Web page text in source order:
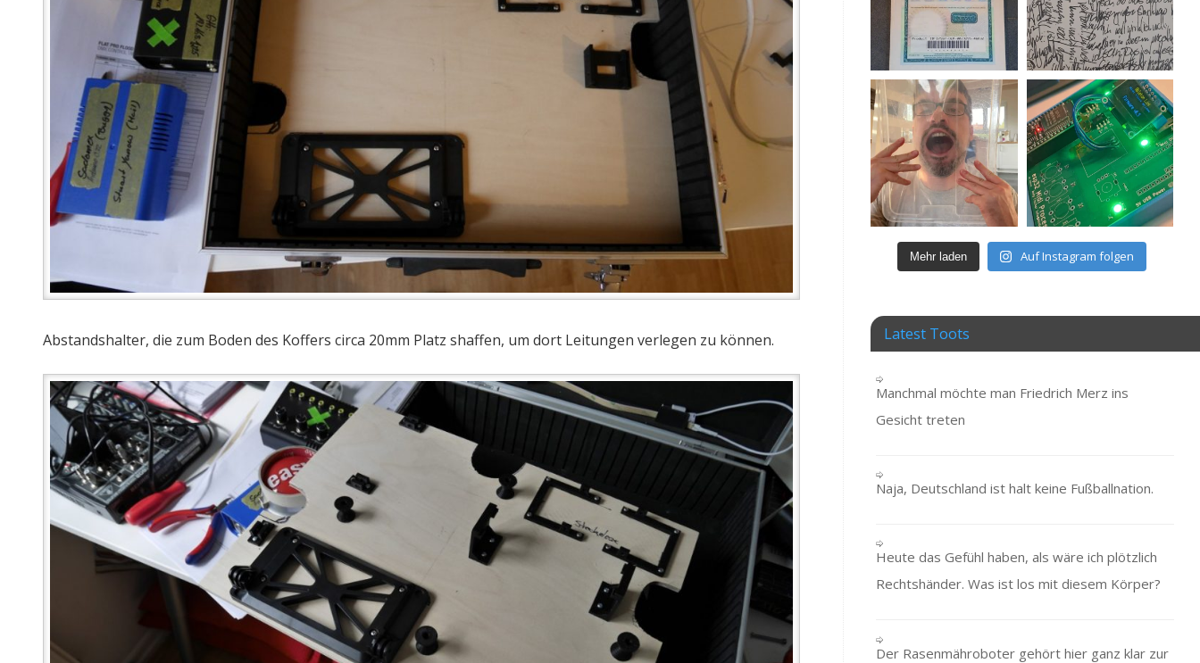
Abstandshalter, die zum Boden des Koffers circa 20mm Platz shaffen, um dort Leitungen verlegen zu können.
Mehr laden Auf Instagram folgen
Latest Toots
Manchmal möchte man Friedrich Merz ins
Gesicht treten
Naja, Deutschland ist halt keine Fußballnation.
Heute das Gefühl haben, als wäre ich plötzlich
Rechtshänder. Was ist los mit diesem Körper?
Der Rasenmähroboter gehört hier ganz klar zur